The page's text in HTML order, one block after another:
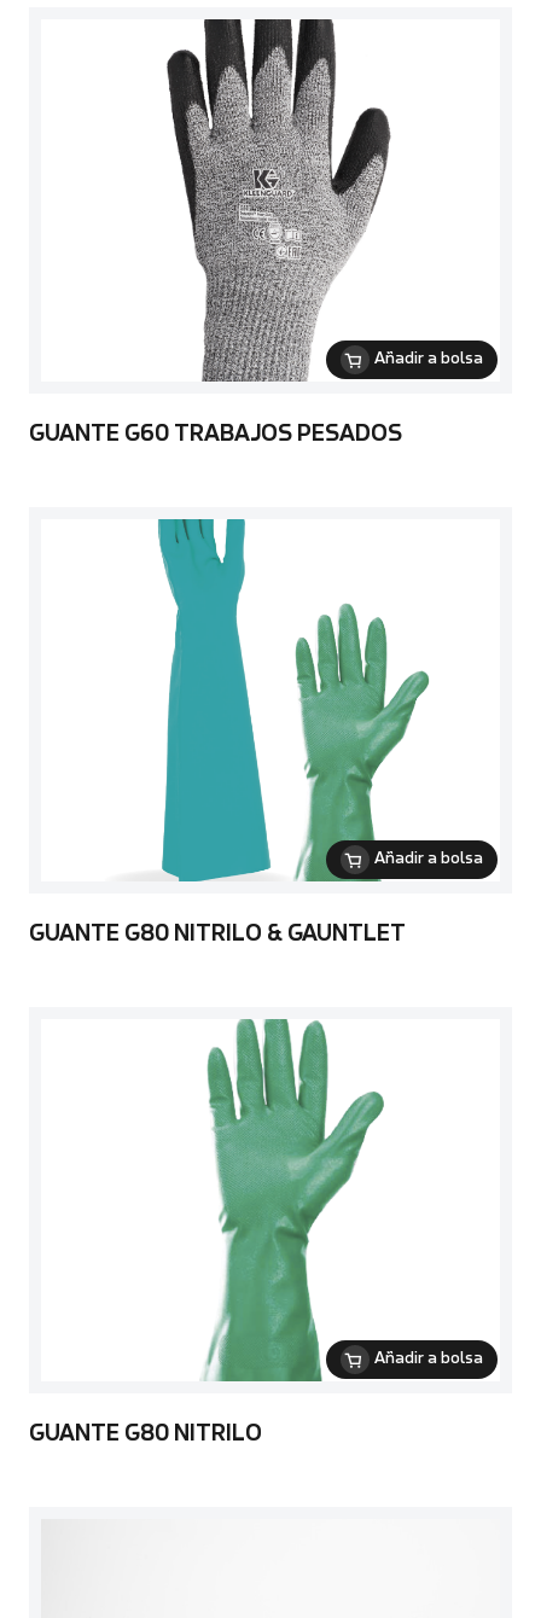
Añadir a bolsa
GUANTE G60 TRABAJOS PESADOS
Añadir a bolsa
GUANTE G80 NITRILO & GAUNTLET
Añadir a bolsa
GUANTE G80 NITRILO